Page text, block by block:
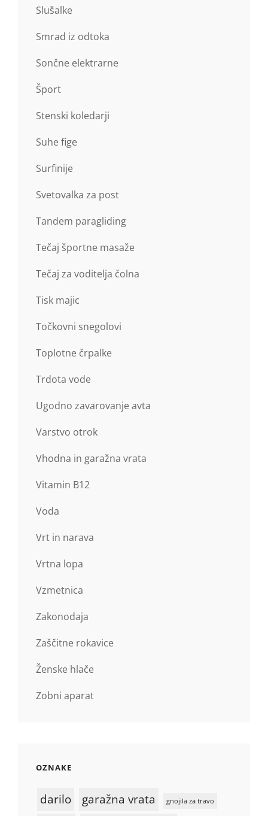
Slušalke
Smrad iz odtoka
Sončne elektrarne
Šport
Stenski koledarji
Suhe fige
Surfinije
Svetovalka za post
Tandem paragliding
Tečaj športne masaže
Tečaj za voditelja čolna
Tisk majic
Točkovni snegolovi
Toplotne črpalke
Trdota vode
Ugodno zavarovanje avta
Varstvo otrok
Vhodna in garažna vrata
Vitamin B12
Voda
Vrt in narava
Vrtna lopa
Vzmetnica
Zakonodaja
Zaščitne rokavice
Ženske hlače
Zobni aparat
OZNAKE
darilo garažna vrata gnojila za travo